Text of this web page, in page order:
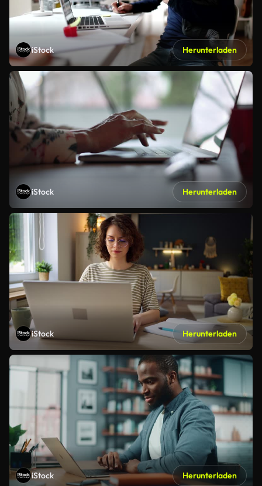
iStock Herunterladen
iStock Herunterladen
iStock Herunterladen
iStock Herunterladen